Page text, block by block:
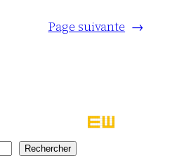
Page suivante →
Rechercher